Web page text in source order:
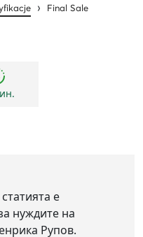
› Final Sale
е
нуждите на
Рупов.